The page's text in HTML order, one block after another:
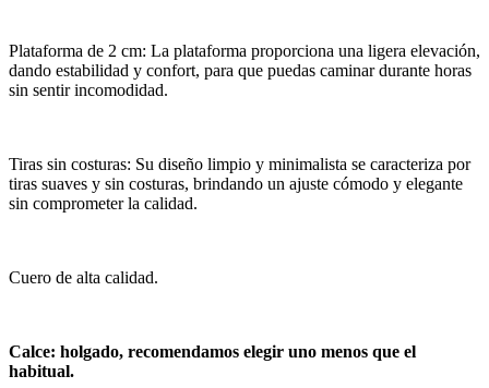
Plataforma de 2 cm: La plataforma proporciona una ligera elevación,
dando estabilidad y confort, para que puedas caminar durante horas
sin sentir incomodidad.
Tiras sin costuras: Su diseño limpio y minimalista se caracteriza por
tiras suaves y sin costuras, brindando un ajuste cómodo y elegante
sin comprometer la calidad.
Cuero de alta calidad.
Calce: holgado, recomendamos elegir uno menos que el
habitual.